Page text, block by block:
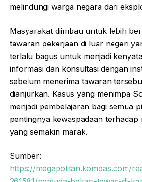
melindungi warga negara dari
Masyarakat diimbau untuk lebih
tawaran pekerjaan di luar negeri
terlalu bagus untuk menjadi
informasi dan konsultasi dengan
sebelum menerima tawaran
dianjurkan. Kasus yang menimpa
menjadi pembelajaran bagi semua
pentingnya kewaspadaan terhadap
yang semakin marak.
Sumber:
https://megapolitan.kompas.com/